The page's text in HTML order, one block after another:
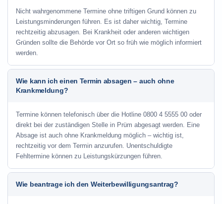
Nicht wahrgenommene Termine ohne triftigen Grund können zu
Leistungsminderungen führen. Es ist daher wichtig, Termine
rechtzeitig abzusagen. Bei Krankheit oder anderen wichtigen
Gründen sollte die Behörde vor Ort so früh wie möglich informiert
werden.
Wie kann ich einen Termin absagen – auch ohne
Krankmeldung?
Termine können telefonisch über die Hotline 0800 4 5555 00 oder
direkt bei der zuständigen Stelle in Prüm abgesagt werden. Eine
Absage ist auch ohne Krankmeldung möglich – wichtig ist,
rechtzeitig vor dem Termin anzurufen. Unentschuldigte
Fehltermine können zu Leistungskürzungen führen.
Wie beantrage ich den Weiterbewilligungsantrag?